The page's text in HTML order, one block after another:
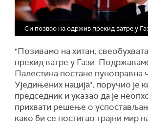
Си позвао на одржив прекид ватре у
"Позивамо на хитан,
прекид ватре у Гази.
Палестина постане пуноправна
Уједињених нација", поручио је
председник и указао да је
прихвати решење о
како би се постигао трајни мир